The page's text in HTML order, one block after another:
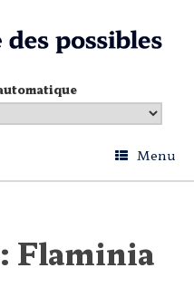
Menu
Flaminia